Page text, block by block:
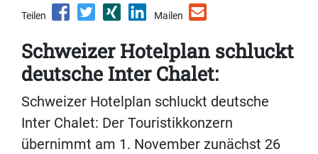
Teilen Mailen
Schweizer Hotelplan schluckt
deutsche Inter Chalet:
Schweizer Hotelplan schluckt deutsche
Inter Chalet: Der Touristikkonzern
übernimmt am 1. November zunächst 26